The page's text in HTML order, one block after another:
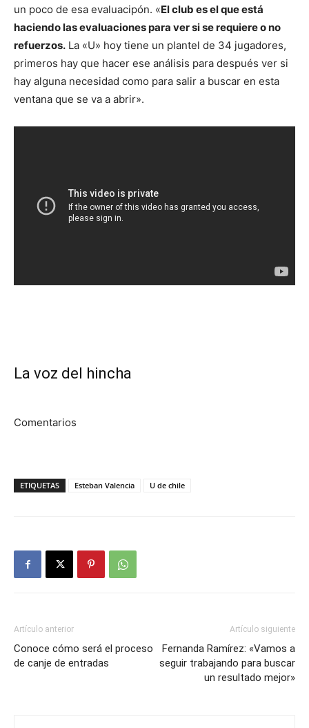
un poco de esa evaluacipón. «El club es el que está
haciendo las evaluaciones para ver si se requiere o no
refuerzos. La «U» hoy tiene un plantel de 34 jugadores,
primeros hay que hacer ese análisis para después ver si
hay alguna necesidad como para salir a buscar en esta
ventana que se va a abrir».
La voz del hincha
Comentarios
ETIQUETAS Esteban Valencia U de chile
Artículo anterior
Conoce cómo será el proceso
de canje de entradas
Artículo siguiente
Fernanda Ramírez: «Vamos a
seguir trabajando para buscar
un resultado mejor»